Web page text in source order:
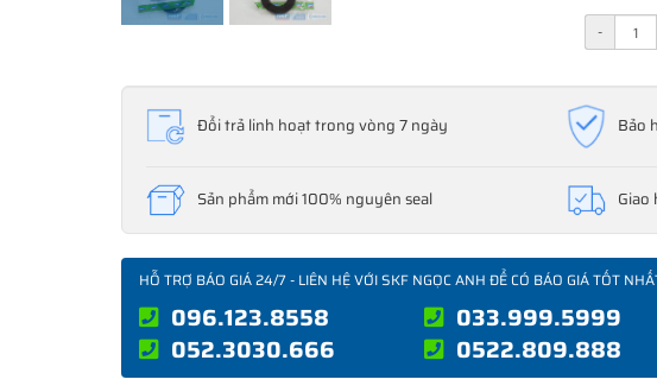
-
Đổi trả linh hoạt trong vòng 7 ngày Bảo
Sản phẩm mới 100% nguyên seal
HỖ TRỢ BÁO GIÁ 24/7 - LIÊN HỆ VỚI SKF NGỌC ANH ĐỂ CÓ BÁO GIÁ TỐT
096.123.8558 033.999.5999
052.3030.666
0522.809.888